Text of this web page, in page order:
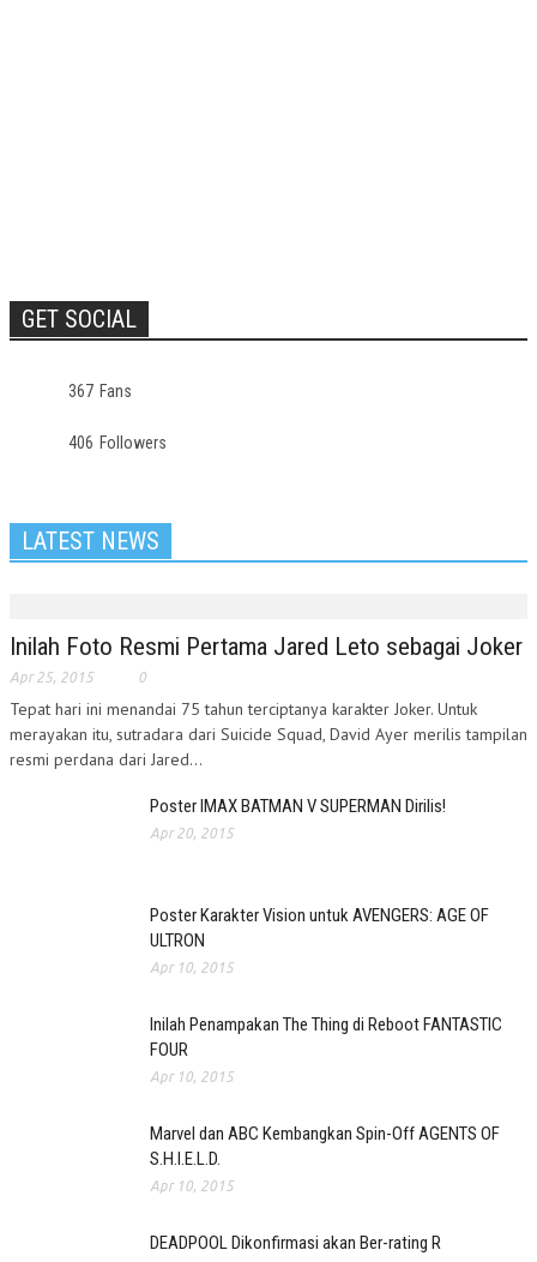
GET SOCIAL
367 Fans
406 Followers
LATEST NEWS
Inilah Foto Resmi Pertama Jared Leto sebagai Joker
Apr 25, 2015 0
Tepat hari ini menandai 75 tahun terciptanya karakter Joker. Untuk
merayakan itu, sutradara dari Suicide Squad, David Ayer merilis tampilan
resmi perdana dari Jared...
Poster IMAX BATMAN V SUPERMAN Dirilis!
Apr 20, 2015
Poster Karakter Vision untuk AVENGERS: AGE OF
ULTRON
Apr 10, 2015
Inilah Penampakan The Thing di Reboot FANTASTIC
FOUR
Apr 10, 2015
Marvel dan ABC Kembangkan Spin-Off AGENTS OF
S.H.I.E.L.D.
Apr 10, 2015
DEADPOOL Dikonfirmasi akan Ber-rating R